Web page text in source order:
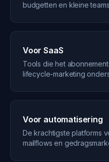
budgetten en kleine
Voor SaaS
Tools die het
lifecycle-marketing
Voor automatisering
De krachtigste platforms
mailflows en